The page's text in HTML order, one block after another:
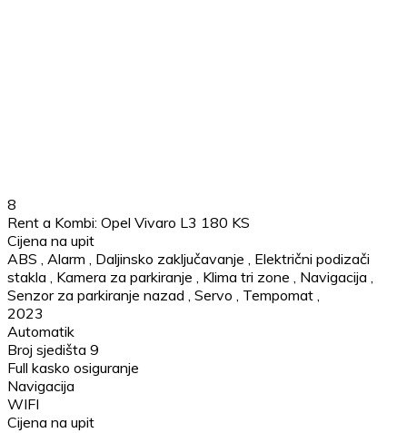
8
Rent a Kombi: Opel Vivaro L3 180 KS
Cijena na upit
ABS , Alarm , Daljinsko zaključavanje , Električni podizači
stakla , Kamera za parkiranje , Klima tri zone , Navigacija ,
Senzor za parkiranje nazad , Servo , Tempomat ,
2023
Automatik
Broj sjedišta 9
Full kasko osiguranje
Navigacija
WIFI
Cijena na upit